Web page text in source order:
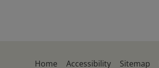
Home Accessibility Sitemap